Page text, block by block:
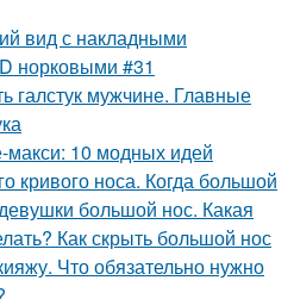
вид с накладными
норковыми #31
галстук мужчине. Главные
макси: 10 модных идей
кривого носа. Когда большой
большой нос. Какая
Как скрыть большой нос
Что обязательно нужно